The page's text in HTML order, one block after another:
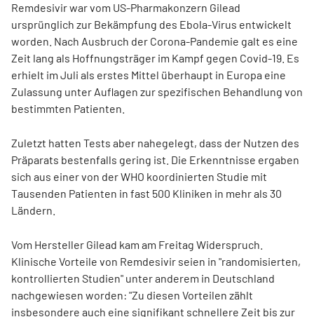
Remdesivir war vom US-Pharmakonzern Gilead
ursprünglich zur Bekämpfung des Ebola-Virus entwickelt
worden. Nach Ausbruch der Corona-Pandemie galt es eine
Zeit lang als Hoffnungsträger im Kampf gegen Covid-19. Es
erhielt im Juli als erstes Mittel überhaupt in Europa eine
Zulassung unter Auflagen zur spezifischen Behandlung von
bestimmten Patienten.
Zuletzt hatten Tests aber nahegelegt, dass der Nutzen des
Präparats bestenfalls gering ist. Die Erkenntnisse ergaben
sich aus einer von der WHO koordinierten Studie mit
Tausenden Patienten in fast 500 Kliniken in mehr als 30
Ländern.
Vom Hersteller Gilead kam am Freitag Widerspruch.
Klinische Vorteile von Remdesivir seien in "randomisierten,
kontrollierten Studien" unter anderem in Deutschland
nachgewiesen worden: "Zu diesen Vorteilen zählt
insbesondere auch eine signifikant schnellere Zeit bis zur